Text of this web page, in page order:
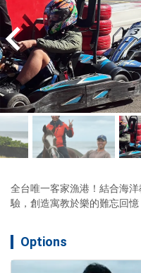
全台唯一客家漁港！結合海
驗，創造寓教於樂的難忘回憶
Options